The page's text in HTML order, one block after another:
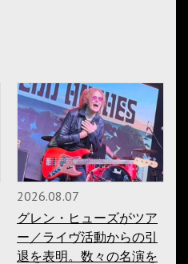
2026.08.07
グレン・ヒューズがツア
ー／ライヴ活動からの引
退を表明。数々の名演を